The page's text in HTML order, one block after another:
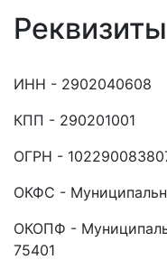
Реквизиты
ИНН - 2902040608
КПП - 290201001
ОГРН -
ОКФС -
ОКОПФ -
75401